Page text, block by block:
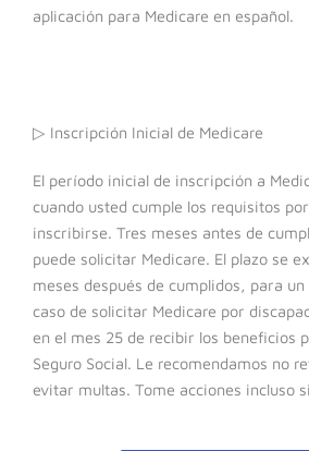
aplicación para Medicare en español.
▷ Inscripción Inicial de Medicare
El período inicial de inscripción a
cuando usted cumple los requisitos
inscribirse. Tres meses antes de
puede solicitar Medicare. El plazo se
meses después de cumplidos, para
caso de solicitar Medicare por
en el mes 25 de recibir los beneficios
Seguro Social. Le recomendamos no
evitar multas. Tome acciones incluso